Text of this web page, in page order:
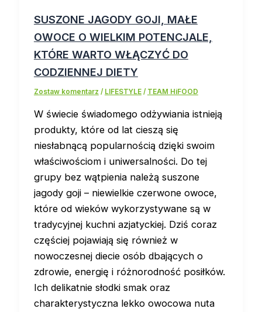
SUSZONE JAGODY GOJI, MAŁE
OWOCE O WIELKIM POTENCJALE,
KTÓRE WARTO WŁĄCZYĆ DO
CODZIENNEJ DIETY
Zostaw komentarz / LIFESTYLE/ TEAM HiFOOD
W świecie świadomego odżywiania istnieją
produkty, które od lat cieszą się
niesłabnącą popularnością dzięki swoim
właściwościom i uniwersalności. Do tej
grupy bez wątpienia należą suszone
jagody goji – niewielkie czerwone owoce,
które od wieków wykorzystywane są w
tradycyjnej kuchni azjatyckiej. Dziś coraz
częściej pojawiają się również w
nowoczesnej diecie osób dbających o
zdrowie, energię i różnorodność posiłków.
Ich delikatnie słodki smak oraz
charakterystyczna lekko owocowa nuta